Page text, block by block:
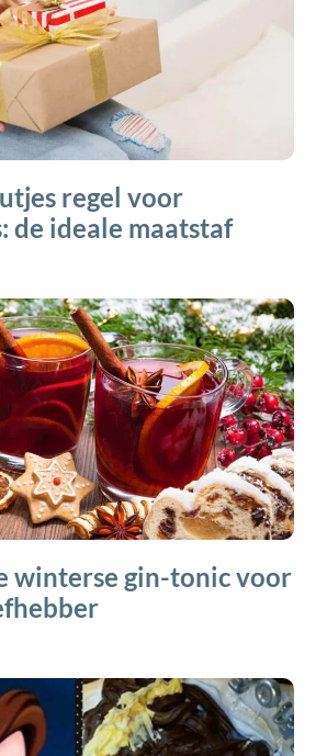
regel voor
de ideale maatstaf
winterse gin-tonic voor